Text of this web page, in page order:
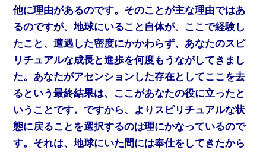
他に理由があるのです。そのことが主な理由ではあ
るのですが、地球にいること自体が、ここで経験し
たこと、遭遇した密度にかかわらず、あなたのスピ
リチュアルな成長と進歩を何度もうながしてきまし
た。あなたがアセンションした存在としてここを去
るという最終結果は、ここがあなたの役に立ったと
いうことです。ですから、よりスピリチュアルな状
態に戻ることを選択するのは理にかなっているので
す。それは、地球にいた間には奉仕をしてきたから